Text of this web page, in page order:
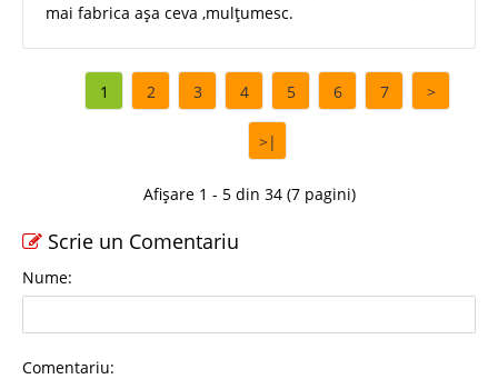
mai fabrica așa ceva ,mulțumesc.
1 2 3 4 5 6 7 >
>|
Afișare 1 - 5 din 34 (7 pagini)
Scrie un Comentariu
Nume:
Comentariu: